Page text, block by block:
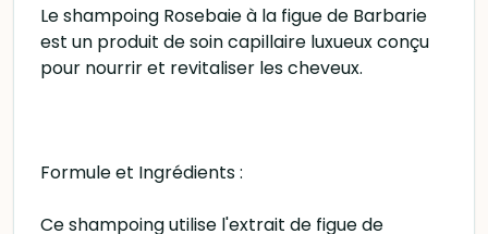
Le shampoing Rosebaie à la figue de Barbarie
est un produit de soin capillaire luxueux conçu
pour nourrir et revitaliser les cheveux.
Formule et Ingrédients :
Ce shampoing utilise l'extrait de figue de